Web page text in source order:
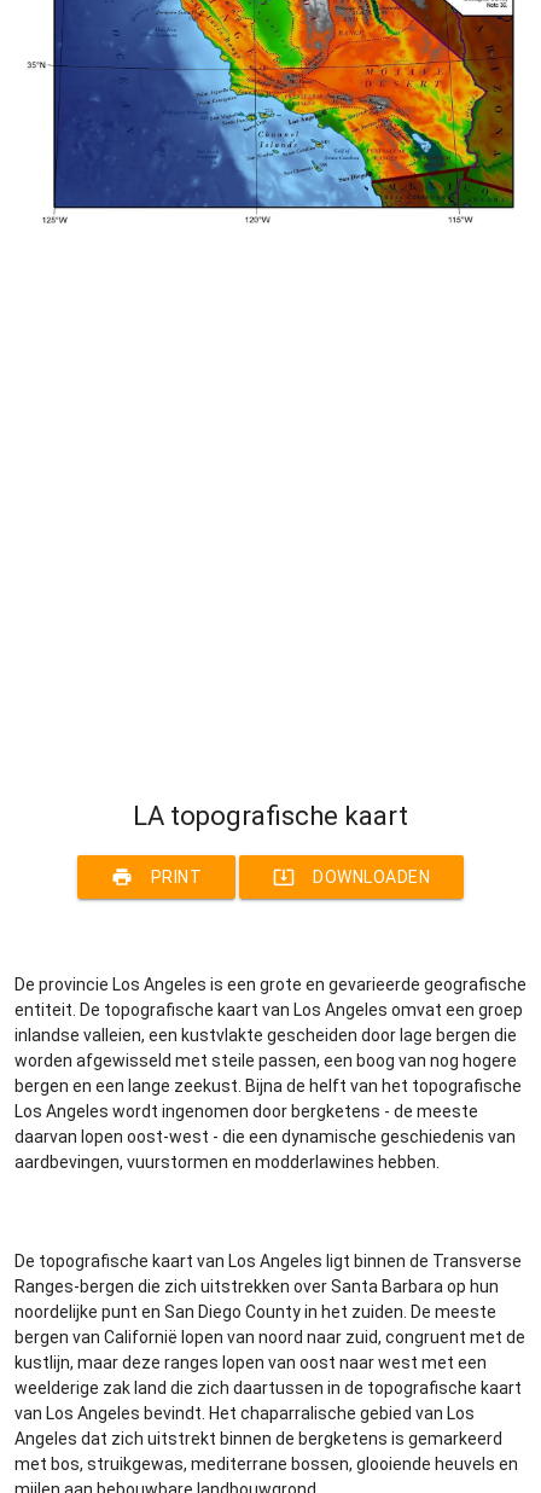
LA topografische kaart
print PRINT system_update_alt DOWNLOADEN
De provincie Los Angeles is een grote en gevarieerde geografische
entiteit. De topografische kaart van Los Angeles omvat een groep
inlandse valleien, een kustvlakte gescheiden door lage bergen die
worden afgewisseld met steile passen, een boog van nog hogere
bergen en een lange zeekust. Bijna de helft van het topografische
Los Angeles wordt ingenomen door bergketens - de meeste
daarvan lopen oost-west - die een dynamische geschiedenis van
aardbevingen, vuurstormen en modderlawines hebben.
De topografische kaart van Los Angeles ligt binnen de Transverse
Ranges-bergen die zich uitstrekken over Santa Barbara op hun
noordelijke punt en San Diego County in het zuiden. De meeste
bergen van Californië lopen van noord naar zuid, congruent met de
kustlijn, maar deze ranges lopen van oost naar west met een
weelderige zak land die zich daartussen in de topografische kaart
van Los Angeles bevindt. Het chaparralische gebied van Los
Angeles dat zich uitstrekt binnen de bergketens is gemarkeerd
met bos, struikgewas, mediterrane bossen, glooiende heuvels en